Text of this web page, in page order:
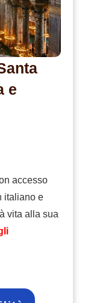
e
accesso
italiano e
vita alla sua